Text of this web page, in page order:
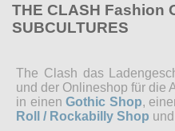
THE CLASH Fashion
SUBCULTURES
The Clash das
und der Onlineshop für die
in einenGothic Shop,
Roll / Rockabilly Shop